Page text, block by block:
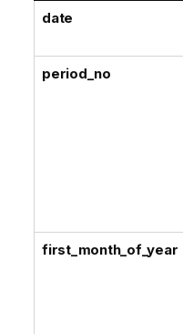
date
period_no
first_month_of_year